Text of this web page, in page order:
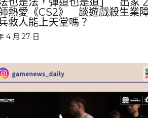
熱愛《CS2》 談遊戲殺生業
救人能上天堂嗎？
4 月 27 日